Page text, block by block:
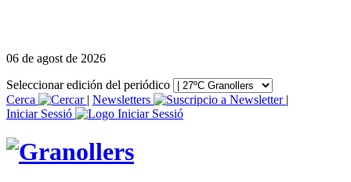
06 de agost de 2026
Seleccionar edición del periódico
Cerca
| Newsletters
|
Iniciar Sessió